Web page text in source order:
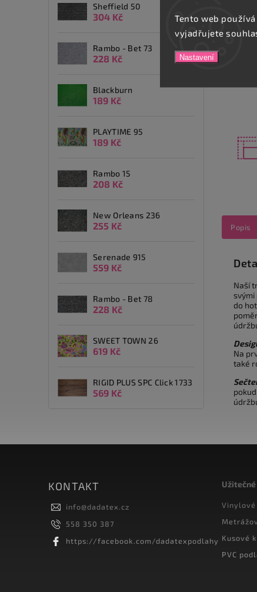
Tento web
vyjadřujete
Nastavení
Sheffield 50
304 Kč
Rambo - Bet 73
228 Kč
Blackburn
189 Kč
PLAYTIME 95
189 Kč
Rambo 15
208 Kč
New Orleans 236
255 Kč
Serenade 915
559 Kč
Rambo - Bet 78
228 Kč
SWEET TOWN 26
619 Kč
RIGID PLUS SPC Click 1733
569 Kč
Popis
Naší
svými
do
Na
také
KONTAKT
info@dadatex.cz
558 350 387
https://facebook.com/dadatexpodlahy Kusové
PVC